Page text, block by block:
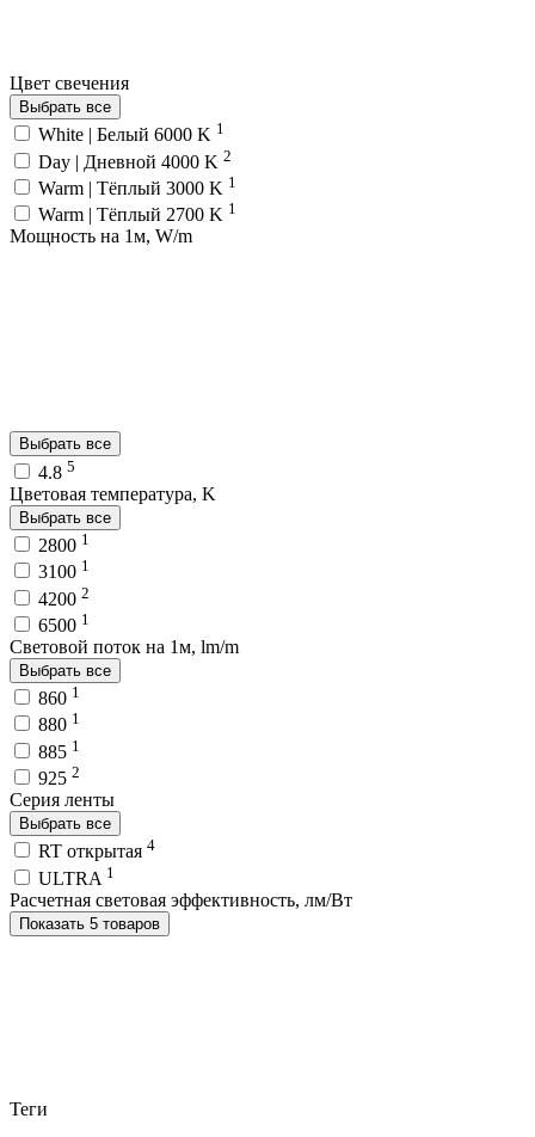
Цвет свечения
Выбрать все
White | Белый 6000 K 1
Day | Дневной 4000 K 2
Warm | Тёплый 3000 K 1
Warm | Тёплый 2700 K 1
Мощность на 1м, W/m
Выбрать все
4.8 5
Цветовая температура, K
Выбрать все
2800 1
3100 1
4200 2
6500 1
Световой поток на 1м, lm/m
Выбрать все
860 1
880 1
885 1
925 2
Серия ленты
Выбрать все
RT открытая 4
ULTRA 1
Расчетная световая эффективность, лм/Вт
Показать 5 товаров
Теги